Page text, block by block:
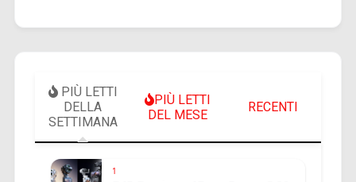
PIÙ LETTI
DELLA
SETTIMANA
PIÙ LETTI
DEL MESE
RECENTI
1